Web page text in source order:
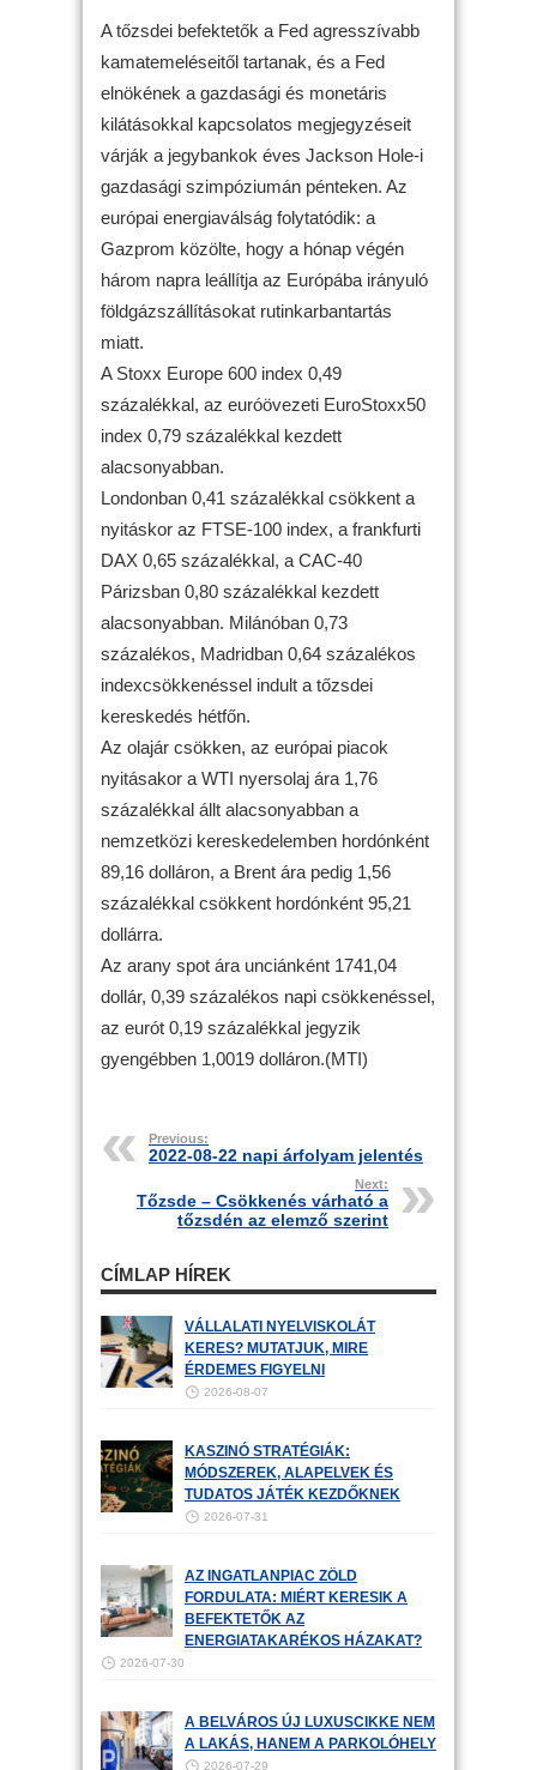
A tőzsdei befektetők a Fed agresszívabb
kamatemeléseitől tartanak, és a Fed
elnökének a gazdasági és monetáris
kilátásokkal kapcsolatos megjegyzéseit
várják a jegybankok éves Jackson Hole-i
gazdasági szimpóziumán pénteken. Az
európai energiaválság folytatódik: a
Gazprom közölte, hogy a hónap végén
három napra leállítja az Európába irányuló
földgázszállításokat rutinkarbantartás
miatt.
A Stoxx Europe 600 index 0,49
százalékkal, az euróövezeti EuroStoxx50
index 0,79 százalékkal kezdett
alacsonyabban.
Londonban 0,41 százalékkal csökkent a
nyitáskor az FTSE-100 index, a frankfurti
DAX 0,65 százalékkal, a CAC-40
Párizsban 0,80 százalékkal kezdett
alacsonyabban. Milánóban 0,73
százalékos, Madridban 0,64 százalékos
indexcsökkenéssel indult a tőzsdei
kereskedés hétfőn.
Az olajár csökken, az európai piacok
nyitásakor a WTI nyersolaj ára 1,76
százalékkal állt alacsonyabban a
nemzetközi kereskedelemben hordónként
89,16 dolláron, a Brent ára pedig 1,56
százalékkal csökkent hordónként 95,21
dollárra.
Az arany spot ára unciánként 1741,04
dollár, 0,39 százalékos napi csökkenéssel,
az eurót 0,19 százalékkal jegyzik
gyengébben 1,0019 dolláron.(MTI)
Previous:
2022-08-22 napi árfolyam jelentés
Next:
Tőzsde – Csökkenés várható a
tőzsdén az elemző szerint
CÍMLAP HÍREK
VÁLLALATI NYELVISKOLÁT
KERES? MUTATJUK, MIRE
ÉRDEMES FIGYELNI
2026-08-07
KASZINÓ STRATÉGIÁK:
MÓDSZEREK, ALAPELVEK ÉS
TUDATOS JÁTÉK KEZDŐKNEK
2026-07-31
AZ INGATLANPIAC ZÖLD
FORDULATA: MIÉRT KERESIK A
BEFEKTETŐK AZ
ENERGIATAKARÉKOS HÁZAKAT?
2026-07-30
A BELVÁROS ÚJ LUXUSCIKKE NEM
A LAKÁS, HANEM A PARKOLÓHELY
2026-07-29